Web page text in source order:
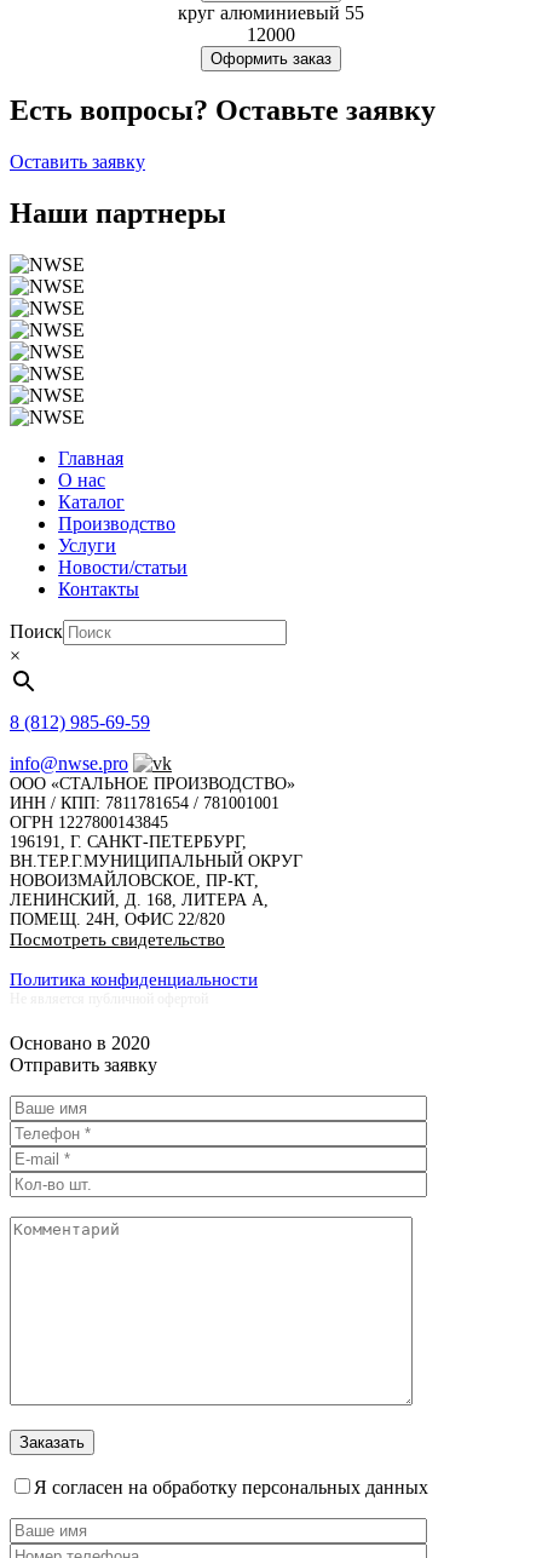
круг алюминиевый 55
12000
Оформить заказ
Есть вопросы? Оставьте заявку
Оставить заявку
Наши партнеры
Главная
О нас
Каталог
Производство
Услуги
Новости/статьи
Контакты
Поиск
×
8 (812) 985-69-59
info@nwse.pro
ООО «СТАЛЬНОЕ ПРОИЗВОДСТВО»
ИНН / КПП: 7811781654 / 781001001
ОГРН 1227800143845
196191, Г. САНКТ-ПЕТЕРБУРГ,
ВН.ТЕР.Г.МУНИЦИПАЛЬНЫЙ ОКРУГ
НОВОИЗМАЙЛОВСКОЕ, ПР-КТ,
ЛЕНИНСКИЙ, Д. 168, ЛИТЕРА А,
ПОМЕЩ. 24Н, ОФИС 22/820
Посмотреть свидетельство
Политика конфиденциальности
Основано в 2020
Отправить заявку
Я согласен на обработку персональных данных